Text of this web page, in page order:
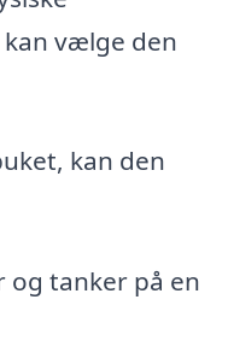
vælge den
kan den
og tanker på en